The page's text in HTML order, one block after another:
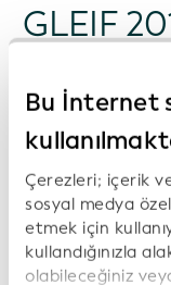
Bu İnternet
Çerezleri; içerik
sosyal medya
etmek için
kullandığınızla
olabileceğiniz
GLEIF